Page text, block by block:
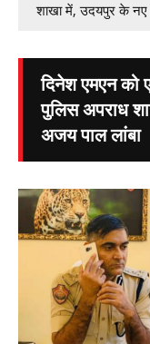
शाखा में, उदयपुर के नए
दिनेश एमएन को
पुलिस अपराध
अजय पाल लांबा